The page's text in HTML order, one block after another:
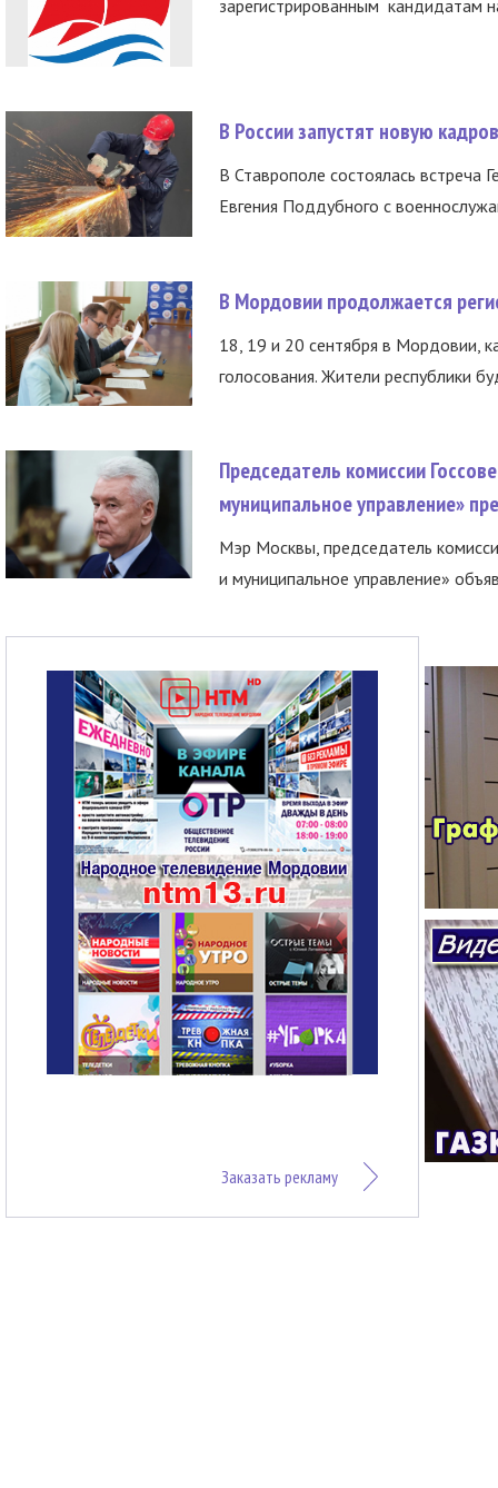
зарегистрированным кандидатам
В России запустят новую
В Ставрополе состоялась встреча
Евгения Поддубного с
В Мордовии продолжается
18, 19 и 20 сентября в Мордовии,
голосования. Жители республики
Председатель комиссии
муниципальное управление»
Мэр Москвы, председатель
и муниципальное управление»
Заказать рекламу